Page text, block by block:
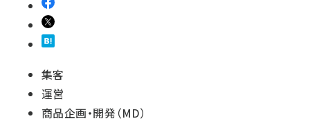
集客
運営
商品企画・開発（MD）